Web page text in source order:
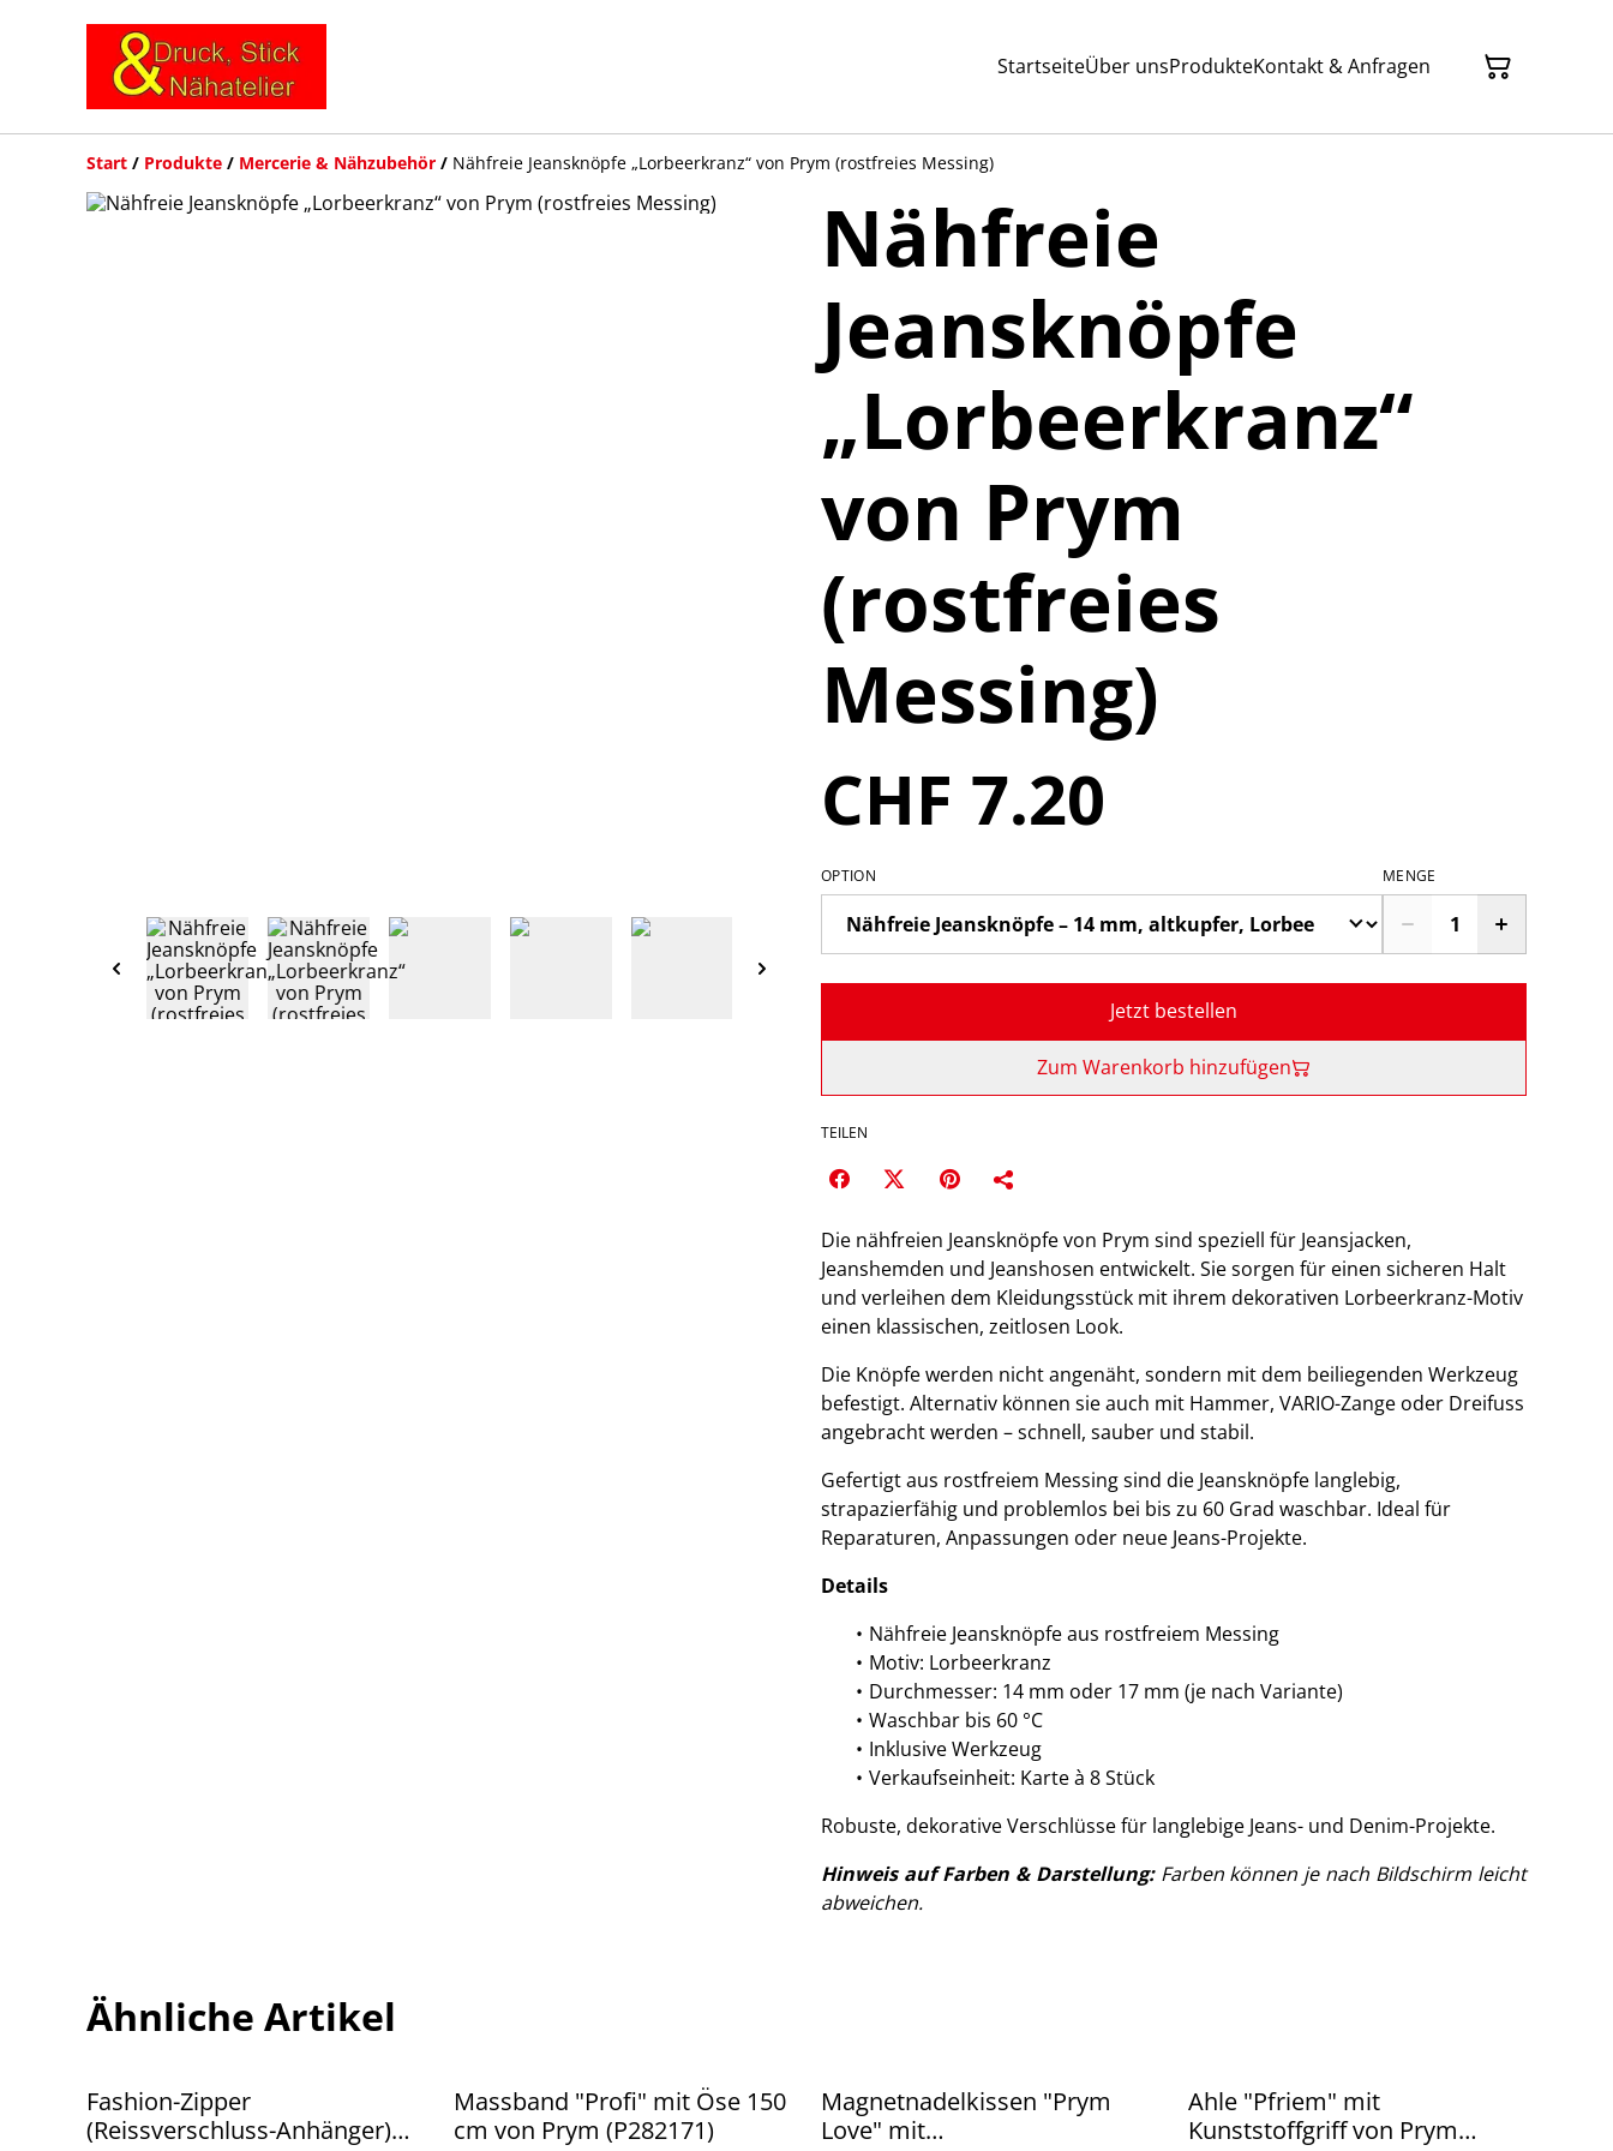
StartseiteÜber unsProdukteKontakt & Anfragen
Start / Produkte / Mercerie & Nähzubehör / Nähfreie Jeansknöpfe „Lorbeerkranz“ von Prym (rostfreies Messing)
Nähfreie
Jeansknöpfe
„Lorbeerkranz“
von Prym
(rostfreies
Messing)
CHF 7.20
OPTION MENGE
Jetzt bestellen
Zum Warenkorb hinzufügen
TEILEN
Die nähfreien Jeansknöpfe von Prym sind speziell für Jeansjacken,
Jeanshemden und Jeanshosen entwickelt. Sie sorgen für einen sicheren Halt
und verleihen dem Kleidungsstück mit ihrem dekorativen Lorbeerkranz-Motiv
einen klassischen, zeitlosen Look.
Die Knöpfe werden nicht angenäht, sondern mit dem beiliegenden Werkzeug
befestigt. Alternativ können sie auch mit Hammer, VARIO-Zange oder Dreifuss
angebracht werden – schnell, sauber und stabil.
Gefertigt aus rostfreiem Messing sind die Jeansknöpfe langlebig,
strapazierfähig und problemlos bei bis zu 60 Grad waschbar. Ideal für
Reparaturen, Anpassungen oder neue Jeans-Projekte.
Details
Nähfreie Jeansknöpfe aus rostfreiem Messing
Motiv: Lorbeerkranz
Durchmesser: 14 mm oder 17 mm (je nach Variante)
Waschbar bis 60 °C
Inklusive Werkzeug
Verkaufseinheit: Karte à 8 Stück
Robuste, dekorative Verschlüsse für langlebige Jeans- und Denim-Projekte.
Hinweis auf Farben & Darstellung: Farben können je nach Bildschirm leicht
abweichen.
Ähnliche Artikel
Fashion-Zipper
(Reissverschluss-Anhänger)
Massband "Profi" mit Öse 150
cm von Prym (P282171)
Magnetnadelkissen "Prym
Love" mit
Ahle "Pfriem" mit
Kunststoffgriff von Prym